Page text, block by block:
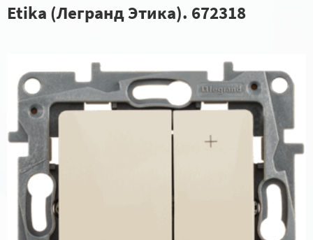
Etika (Легранд Этика). 672318